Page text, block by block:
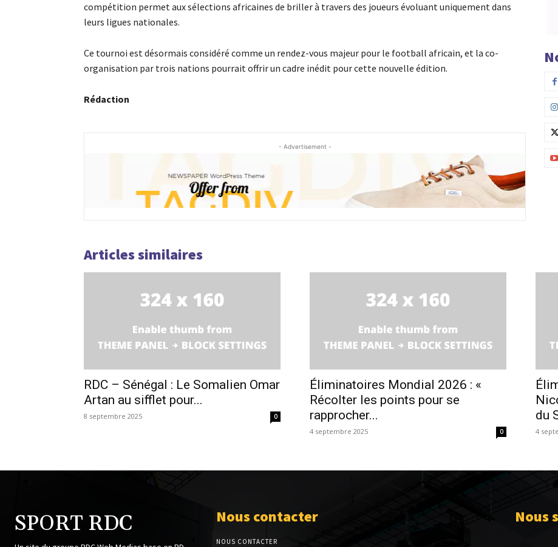
compétition permet aux sélections africaines de briller à travers des joueurs évoluant uniquement dans
leurs ligues nationales.
Ce tournoi est désormais considéré comme un rendez-vous majeur pour le football africain, et la co-
organisation par trois nations pourrait offrir un cadre inédit pour cette nouvelle édition.
Rédaction
- Advertisement -
Articles similaires
RDC – Sénégal : Le Somalien Omar
Artan au sifflet pour...
8 septembre 2025 0
Éliminatoires Mondial 2026 : «
Récolter les points pour se
rapprocher...
4 septembre 2025 0
du
4
SPORT RDC Nous contacter
NOUS CONTACTER
Nous